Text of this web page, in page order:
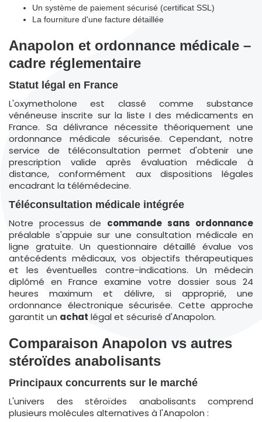
Un système de paiement sécurisé (certificat SSL)
La fourniture d'une facture détaillée
Anapolon et ordonnance médicale –
cadre réglementaire
Statut légal en France
L'oxymetholone est classé comme substance
vénéneuse inscrite sur la liste I des médicaments en
France. Sa délivrance nécessite théoriquement une
ordonnance médicale sécurisée. Cependant, notre
service de téléconsultation permet d'obtenir une
prescription valide après évaluation médicale à
distance, conformément aux dispositions légales
encadrant la télémédecine.
Téléconsultation médicale intégrée
Notre processus de commande sans ordonnance
préalable s'appuie sur une consultation médicale en
ligne gratuite. Un questionnaire détaillé évalue vos
antécédents médicaux, vos objectifs thérapeutiques
et les éventuelles contre-indications. Un médecin
diplômé en France examine votre dossier sous 24
heures maximum et délivre, si approprié, une
ordonnance électronique sécurisée. Cette approche
garantit un achat légal et sécurisé d'Anapolon.
Comparaison Anapolon vs autres
stéroïdes anabolisants
Principaux concurrents sur le marché
L'univers des stéroïdes anabolisants comprend
plusieurs molécules alternatives à l'Anapolon :